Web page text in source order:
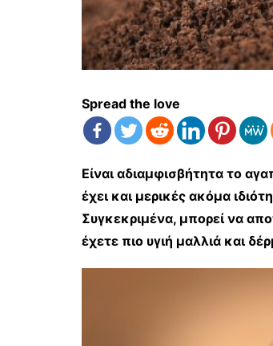
Spread the love
Είναι αδιαμφισβήτητα το
έχει και μερικές ακόμα
Συγκεκριμένα, μπορεί να
έχετε πιο υγιή μαλλιά και